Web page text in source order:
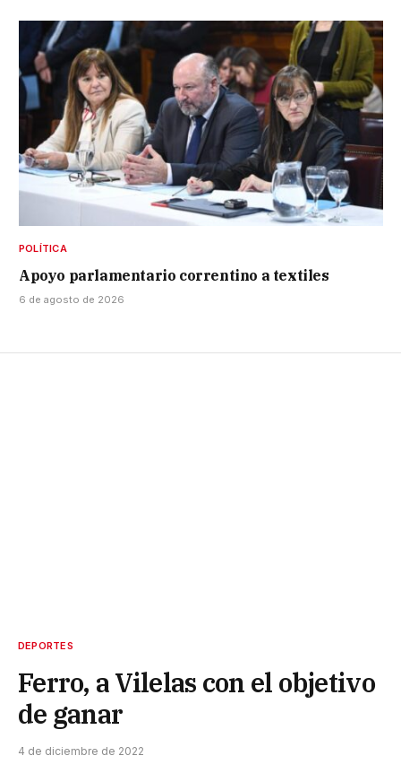
POLÍTICA
Apoyo parlamentario correntino a textiles
6 de agosto de 2026
DEPORTES
Ferro, a Vilelas con el objetivo
de ganar
4 de diciembre de 2022